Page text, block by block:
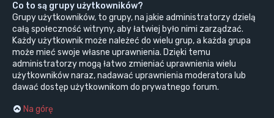
Co to są grupy użytkowników?
Grupy użytkowników, to grupy, na jakie administratorzy dzielą
całą społeczność witryny, aby łatwiej było nimi zarządzać.
Każdy użytkownik może należeć do wielu grup, a każda grupa
może mieć swoje własne uprawnienia. Dzięki temu
administratorzy mogą łatwo zmieniać uprawnienia wielu
użytkowników naraz, nadawać uprawnienia moderatora lub
dawać dostęp użytkownikom do prywatnego forum.
Na górę